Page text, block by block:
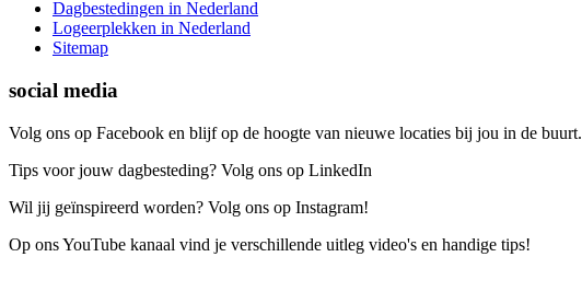
Dagbestedingen in Nederland
Logeerplekken in Nederland
Sitemap
social media
Volg ons op Facebook en blijf op de hoogte van nieuwe locaties bij jou in de buurt.
Tips voor jouw dagbesteding? Volg ons op LinkedIn
Wil jij geïnspireerd worden? Volg ons op Instagram!
Op ons YouTube kanaal vind je verschillende uitleg video's en handige tips!